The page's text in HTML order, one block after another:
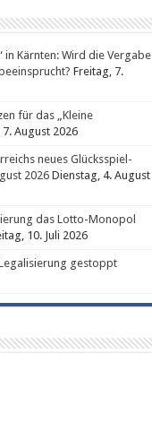
in Kärnten: Wird die Vergabe
Freitag, 7.
für das „Kleine
August 2026
neues Glücksspiel-
2026 Dienstag, 4. August
das Lotto-Monopol
10. Juli 2026
gestoppt